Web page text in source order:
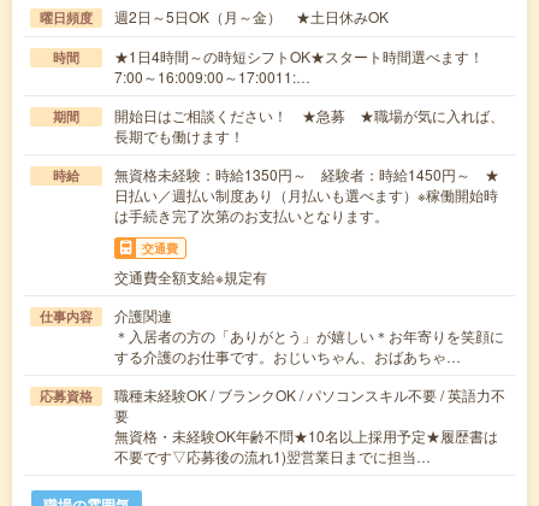
曜日頻度 週2日～5日OK（月～金） ★土日休みOK
時間
★1日4時間～の時短シフトOK★スタート時間選べます！
7:00～16:009:00～17:0011:…
期間
開始日はご相談ください！ ★急募 ★職場が気に入れば、
長期でも働けます！
時給
無資格未経験：時給1350円～ 経験者：時給1450円～ ★
日払い／週払い制度あり（月払いも選べます）※稼働開始時
は手続き完了次第のお支払いとなります。
交通費
交通費全額支給※規定有
仕事内容
介護関連
＊入居者の方の「ありがとう」が嬉しい＊お年寄りを笑顔に
する介護のお仕事です。おじいちゃん、おばあちゃ…
応募資格
職種未経験OK / ブランクOK / パソコンスキル不要 / 英語力不
要
無資格・未経験OK年齢不問★10名以上採用予定★履歴書は
不要です▽応募後の流れ1)翌営業日までに担当…